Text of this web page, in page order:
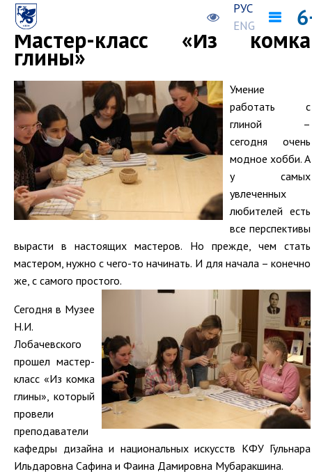
Предыдущая новость Следующая новость
РУС
ENG
Мастер-класс «Из комка
глины»
Умение
работать с
глиной –
сегодня очень
модное хобби. А
у самых
увлеченных
любителей есть
все перспективы
вырасти в настоящих мастеров. Но прежде, чем стать
мастером, нужно с чего-то начинать. И для начала – конечно
же, с самого простого.
Сегодня в Музее
Н.И.
Лобачевского
прошел мастер-
класс «Из комка
глины», который
провели
преподаватели
кафедры дизайна и национальных искусств КФУ Гульнара
Ильдаровна Сафина и Фаина Дамировна Мубаракшина.